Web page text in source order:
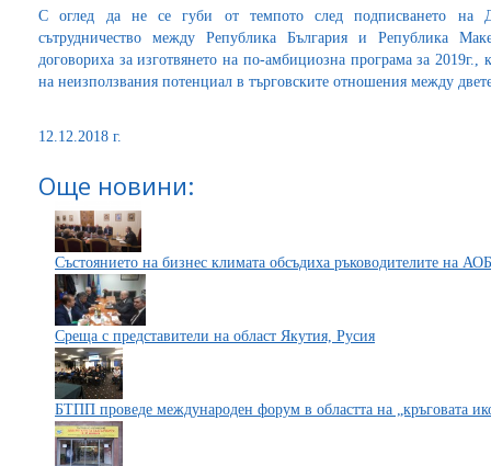
С оглед да не се губи от темпото след подписването на
сътрудничество между Република България и Република
договориха за изготвянето на по-амбициозна програма за 2019г.,
на неизползвания потенциал в търговските отношения между
12.12.2018 г.
Още новини:
Състоянието на бизнес климата обсъдиха ръководителите на
Среща с представители на област Якутия, Русия
БТПП проведе международен форум в областта на „кръговата